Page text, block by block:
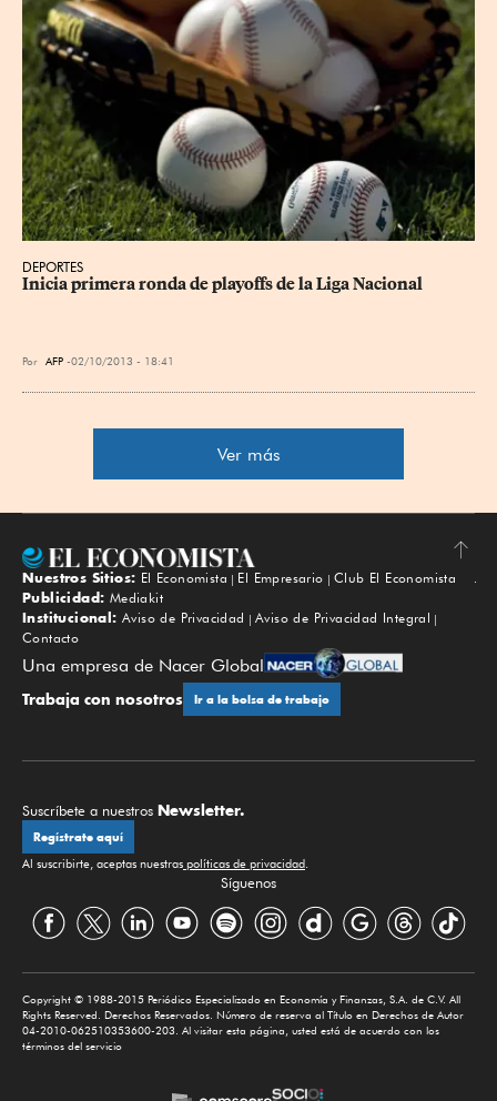
DEPORTES
Inicia primera ronda de playoffs de la Liga Nacional
Por AFP 02/10/2013 - 18:41
Ver más
Subir
Nuestros Sitios: El Economista El Empresario
Club El Economista
Publicidad: Mediakit
Institucional: Aviso de Privacidad
Aviso de Privacidad Integral
Contacto
Una empresa de Nacer Global
Trabaja con nosotros Ir a la bolsa de trabajo
Suscríbete a nuestros Newsletter.
Regístrate aquí
Al suscribirte, aceptas nuestras políticas de privacidad.
Síguenos
Copyright © 1988-2015 Periódico Especializado en Economía y Finanzas, S.A. de C.V. All
Rights Reserved. Derechos Reservados. Número de reserva al Título en Derechos de Autor
04-2010-062510353600-203. Al visitar esta página, usted está de acuerdo con los
términos del servicio